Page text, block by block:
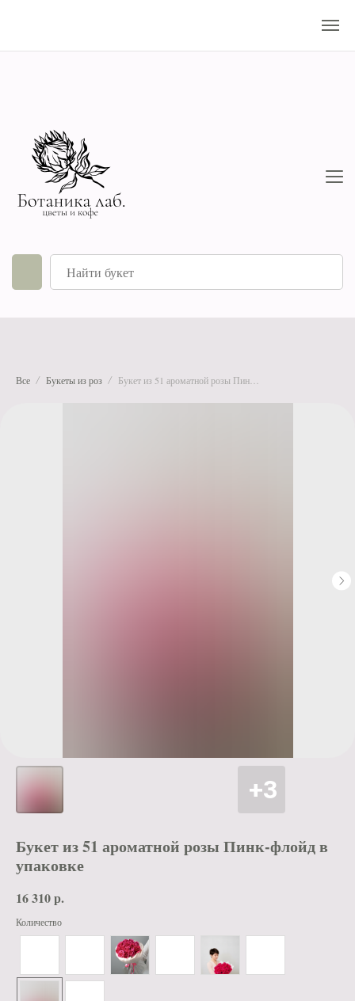
Все Букеты из роз
Букет из 51 ароматной розы Пинк-флойд в
упаковке
16 310р.
Количество